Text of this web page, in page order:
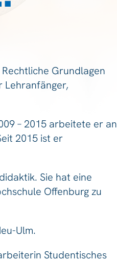
Grundlagen
Lehranfänger,
– 2015 arbeitete er an
2015 ist er
Sie hat eine
Offenburg zu
Ulm.
Studentisches